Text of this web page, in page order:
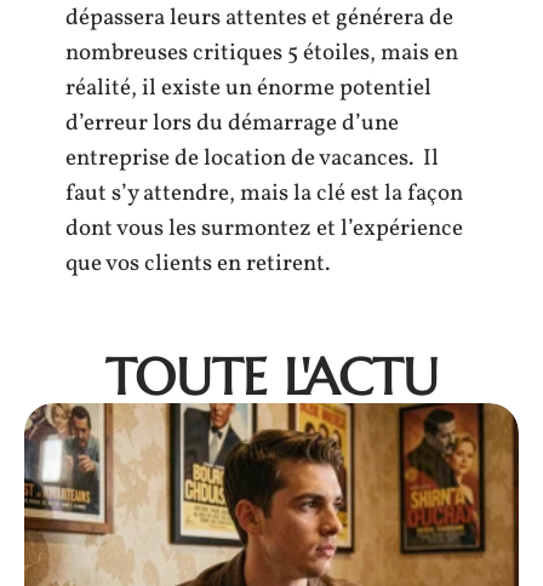
dépassera leurs attentes et générera de
nombreuses critiques 5 étoiles, mais en
réalité, il existe un énorme potentiel
d’erreur lors du démarrage d’une
entreprise de location de vacances. Il
faut s’y attendre, mais la clé est la façon
dont vous les surmontez et l’expérience
que vos clients en retirent.
TOUTE L'ACTU